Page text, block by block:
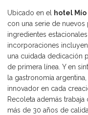
Ubicado en el hotel Mío
con una serie de
ingredientes
incorporaciones
una cuidada dedicación
de primera línea. Y en
la gastronomía
innovador en cada
Recoleta además
más de 30 años de